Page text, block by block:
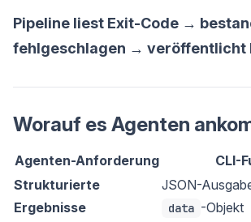
Pipeline liest Exit-Code →
fehlgeschlagen → veröffentlicht
Worauf es Agenten
Agenten-Anforderung
CLI-
Strukturierte
Ergebnisse
JSON-
data -Objekt